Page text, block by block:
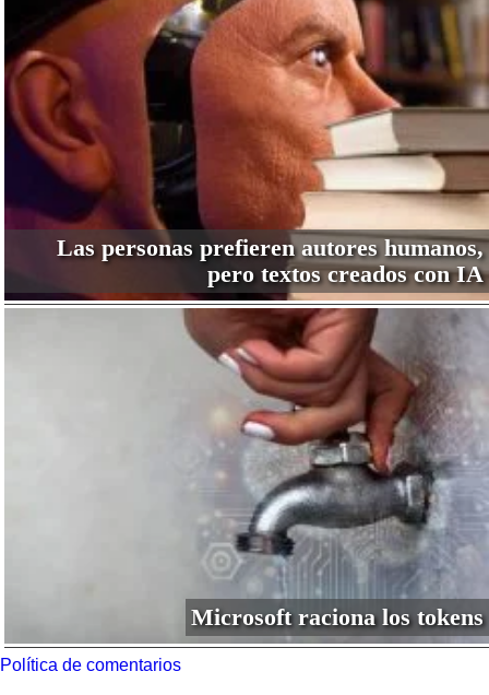
Las personas prefieren autores humanos,
pero textos creados con IA
Microsoft raciona los tokens
Política de comentarios